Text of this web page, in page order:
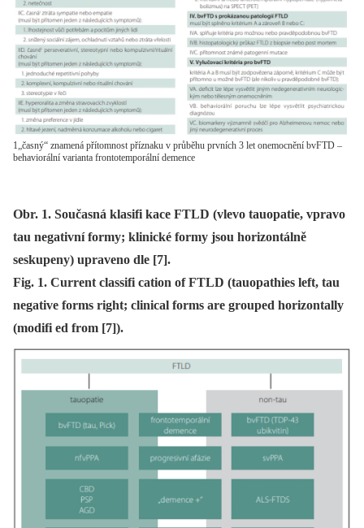
1„časný“ znamená přítomnost příznaku v průběhu prvních 3 let onemocnění bvFTD –
behaviorální varianta frontotemporální demence
Obr. 1. Současná klasifi kace FTLD (vlevo tauopatie, vpravo
tau negativní formy; klinické formy jsou horizontálně
seskupeny) upraveno dle [7].
Fig. 1. Current classifi cation of FTLD (tauopathies left, tau
negative forms right; clinical forms are grouped horizontally
(modifi ed from [7]).